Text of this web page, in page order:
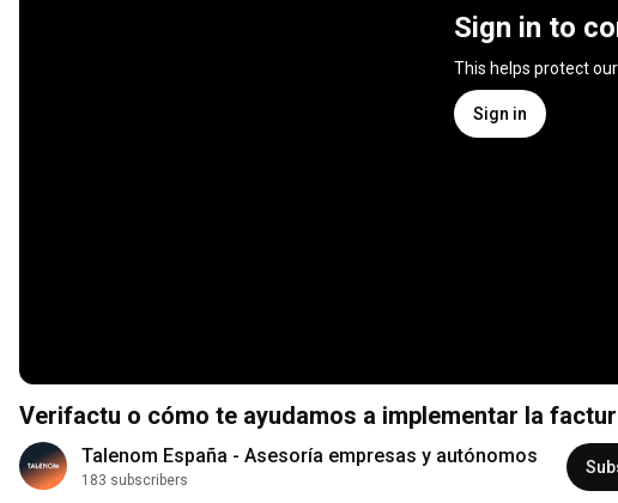
Sign in to
This helps protect
Sign in
Verifactu o cómo te ayudamos a implementar la
Talenom España - Asesoría empresas y autónomos
183 subscribers